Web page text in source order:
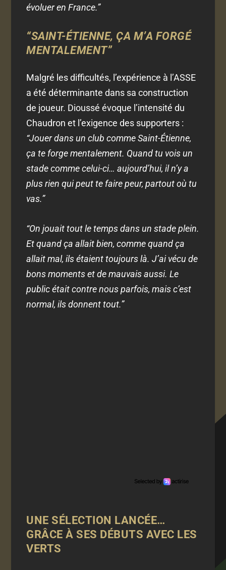
évoluer en France.”
“SAINT-ÉTIENNE, ÇA M’A FORGÉ
MENTALEMENT”
Malgré les difficultés, l’expérience à l’ASSE
a été déterminante dans sa construction
de joueur. Dioussé évoque l’intensité du
Chaudron et l’exigence des supporters :
“Jouer dans un club comme Saint-Étienne,
ça te forge mentalement. Quand tu vois un
stade comme celui-ci… aujourd’hui, il n’y a
plus rien qui peut te faire peur, partout où tu
vas.”
“On jouait tout le temps dans un stade plein.
Et quand ça allait bien, comme quand ça
allait mal, ils étaient toujours là. J’ai vécu de
bons moments et de mauvais aussi. Le
public était contre nous parfois, mais c’est
normal, ils donnent tout.”
UNE SÉLECTION LANCÉE…
GRÂCE À SES DÉBUTS AVEC LES
VERTS